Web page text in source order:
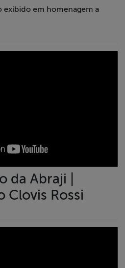
exibido em homenagem a
da Abraji |
Clovis Rossi